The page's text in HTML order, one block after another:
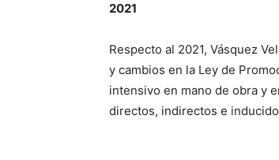
2021
Respecto al 2021, Vásquez
y cambios en la Ley de
intensivo en mano de obra y
directos, indirectos e